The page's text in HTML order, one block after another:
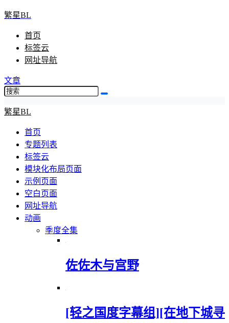
繁星BL
首页
标签云
网址导航
文章
繁星BL
首页
专题列表
标签云
模块化布局页面
示例页面
空白页面
网址导航
动画
季度全集
佐佐木与宫野
[轻之国度字幕组][在地下城寻